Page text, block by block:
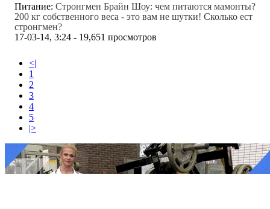
Питание: Стронгмен Брайн Шоу: чем питаются мамонты?
200 кг собственного веса - это вам не шутки! Сколько ест
стронгмен?
17-03-14, 3:24 - 19,651 просмотров
<|
1
2
3
4
5
|>